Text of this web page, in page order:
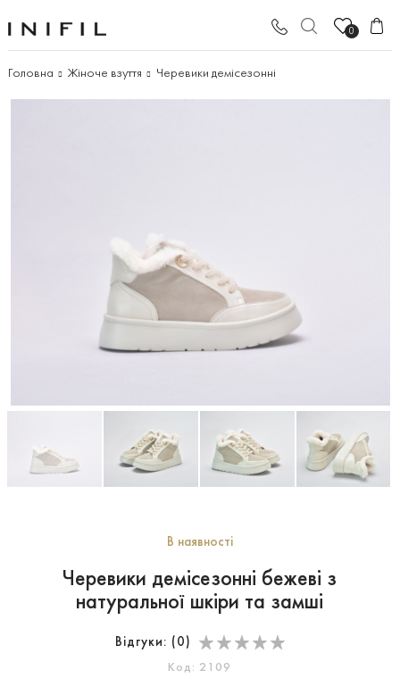
0
Головна Жіноче взуття Черевики демісезонні
В наявності
Черевики демісезонні бежеві з
натуральної шкіри та замші
Відгуки: ( 0 )
Код: 2109